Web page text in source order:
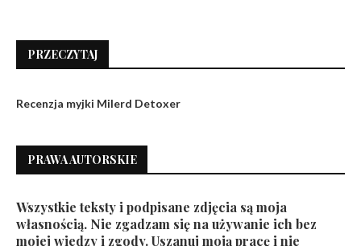
PRZECZYTAJ
Recenzja myjki Milerd Detoxer
PRAWA AUTORSKIE
Wszystkie teksty i podpisane zdjęcia są moja
własnością. Nie zgadzam się na używanie ich bez
mojej wiedzy i zgody. Uszanuj moją pracę i nie